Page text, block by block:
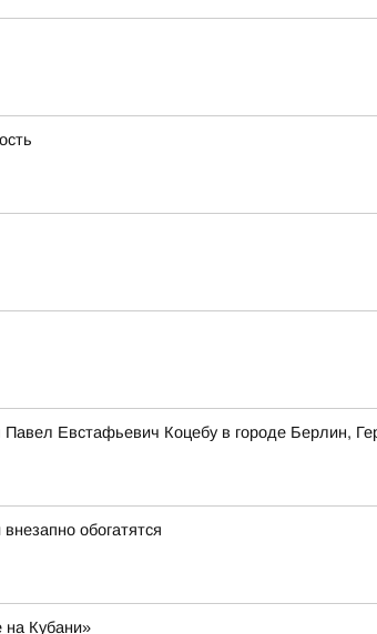
Евстафьевич Коцебу в городе Берлин,
обогатятся
Кубани»